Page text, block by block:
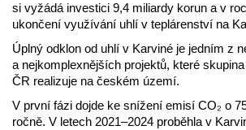
si vyžádá investici 9,4 miliardy korun a v
ukončení využívání uhlí v teplárenství na
Úplný odklon od uhlí v Karviné je jedním z
a nejkomplexnějších projektů, které
ČR realizuje na českém území.
V první fázi dojde ke snížení emisí CO₂ o
ročně. V letech 2021–2024 proběhla v